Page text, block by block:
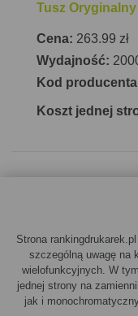
Tusz
Cena: 263.99 zł
Wydajność:
Kod
Koszt jednej
Strona
szczególną uwagę na
wielofunkcyjnych. W
jednej strony na
jak i